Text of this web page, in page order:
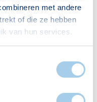
met andere
of die ze hebben
van hun services.